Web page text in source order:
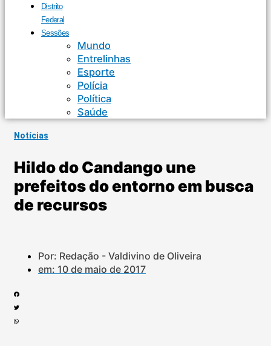
Distrito
Federal
Sessões
Mundo
Entrelinhas
Esporte
Polícia
Política
Saúde
Notícias
Hildo do Candango une
prefeitos do entorno em busca
de recursos
Por: Redação - Valdivino de Oliveira
em: 10 de maio de 2017